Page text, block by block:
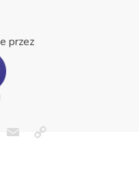
przez
EmailCopy